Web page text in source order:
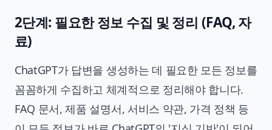
2단계: 필요한 정보 수집 및 정리 (FAQ, 자
료)
ChatGPT가 답변을 생성하는 데 필요한 모든 정보를
꼼꼼하게 수집하고 체계적으로 정리해야 합니다.
FAQ 문서, 제품 설명서, 서비스 약관, 가격 정책 등